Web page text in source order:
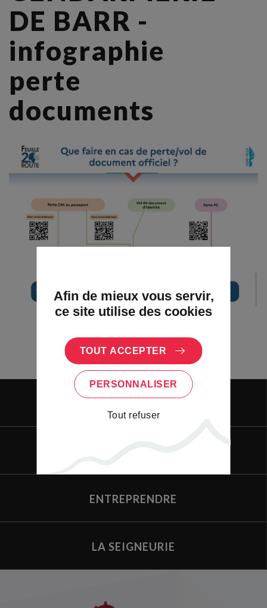
DE BARR -
infographie
perte
documents
ENTREPRENDRE
LA SEIGNEURIE
Afin de mieux vous servir,
ce site utilise des cookies
TOUT ACCEPTER
PERSONNALISER
Tout refuser